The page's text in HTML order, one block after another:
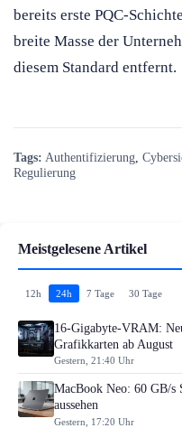
bereits erste PQC-
breite Masse der
diesem Standard entfernt.
Tags: Authentifizierung
Regulierung
Meistgelesene Artikel
12h 24h 7 Tage 30 Tage
16-Gigabyte-VRAM:
Grafikkarten ab August
Gestern, 21:40 Uhr
MacBook Neo: 60 GB/s
aussehen
Gestern, 17:20 Uhr